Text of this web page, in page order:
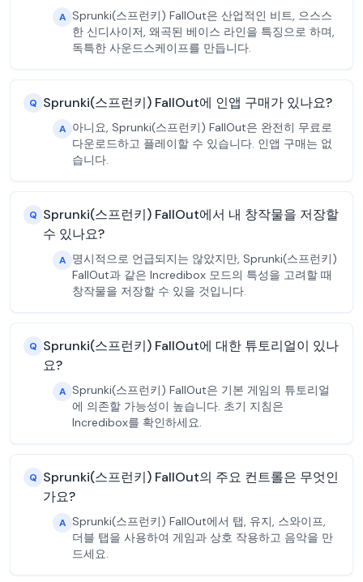
A Sprunki(스프런키) FallOut은 산업적인 비트, 으스스
한 신디사이저, 왜곡된 베이스 라인을 특징으로 하며,
독특한 사운드스케이프를 만듭니다.
Q Sprunki(스프런키) FallOut에 인앱 구매가 있나요?
A 아니요, Sprunki(스프런키) FallOut은 완전히 무료로
다운로드하고 플레이할 수 있습니다. 인앱 구매는 없
습니다.
Q Sprunki(스프런키) FallOut에서 내 창작물을 저장할
수 있나요?
A 명시적으로 언급되지는 않았지만, Sprunki(스프런키)
FallOut과 같은 Incredibox 모드의 특성을 고려할 때
창작물을 저장할 수 있을 것입니다.
Q Sprunki(스프런키) FallOut에 대한 튜토리얼이 있나
요?
A Sprunki(스프런키) FallOut은 기본 게임의 튜토리얼
에 의존할 가능성이 높습니다. 초기 지침은
Incredibox를 확인하세요.
Q Sprunki(스프런키) FallOut의 주요 컨트롤은 무엇인
가요?
A Sprunki(스프런키) FallOut에서 탭, 유지, 스와이프,
더블 탭을 사용하여 게임과 상호 작용하고 음악을 만
드세요.